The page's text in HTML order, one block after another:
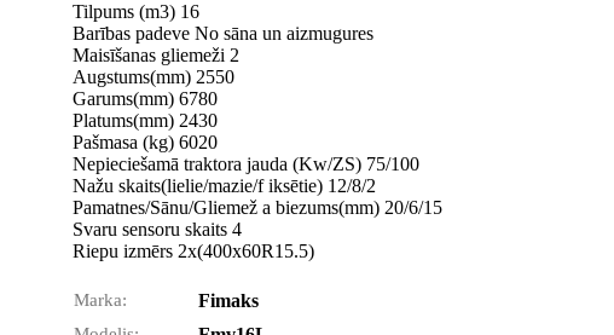
Tilpums (m3) 16
Barības padeve No sāna un aizmugures
Maisīšanas gliemeži 2
Augstums(mm) 2550
Garums(mm) 6780
Platums(mm) 2430
Pašmasa (kg) 6020
Nepieciešamā traktora jauda (Kw/ZS) 75/100
Nažu skaits(lielie/mazie/f iksētie) 12/8/2
Pamatnes/Sānu/Gliemež a biezums(mm) 20/6/15
Svaru sensoru skaits 4
Riepu izmērs 2x(400x60R15.5)
Marka: Fimaks